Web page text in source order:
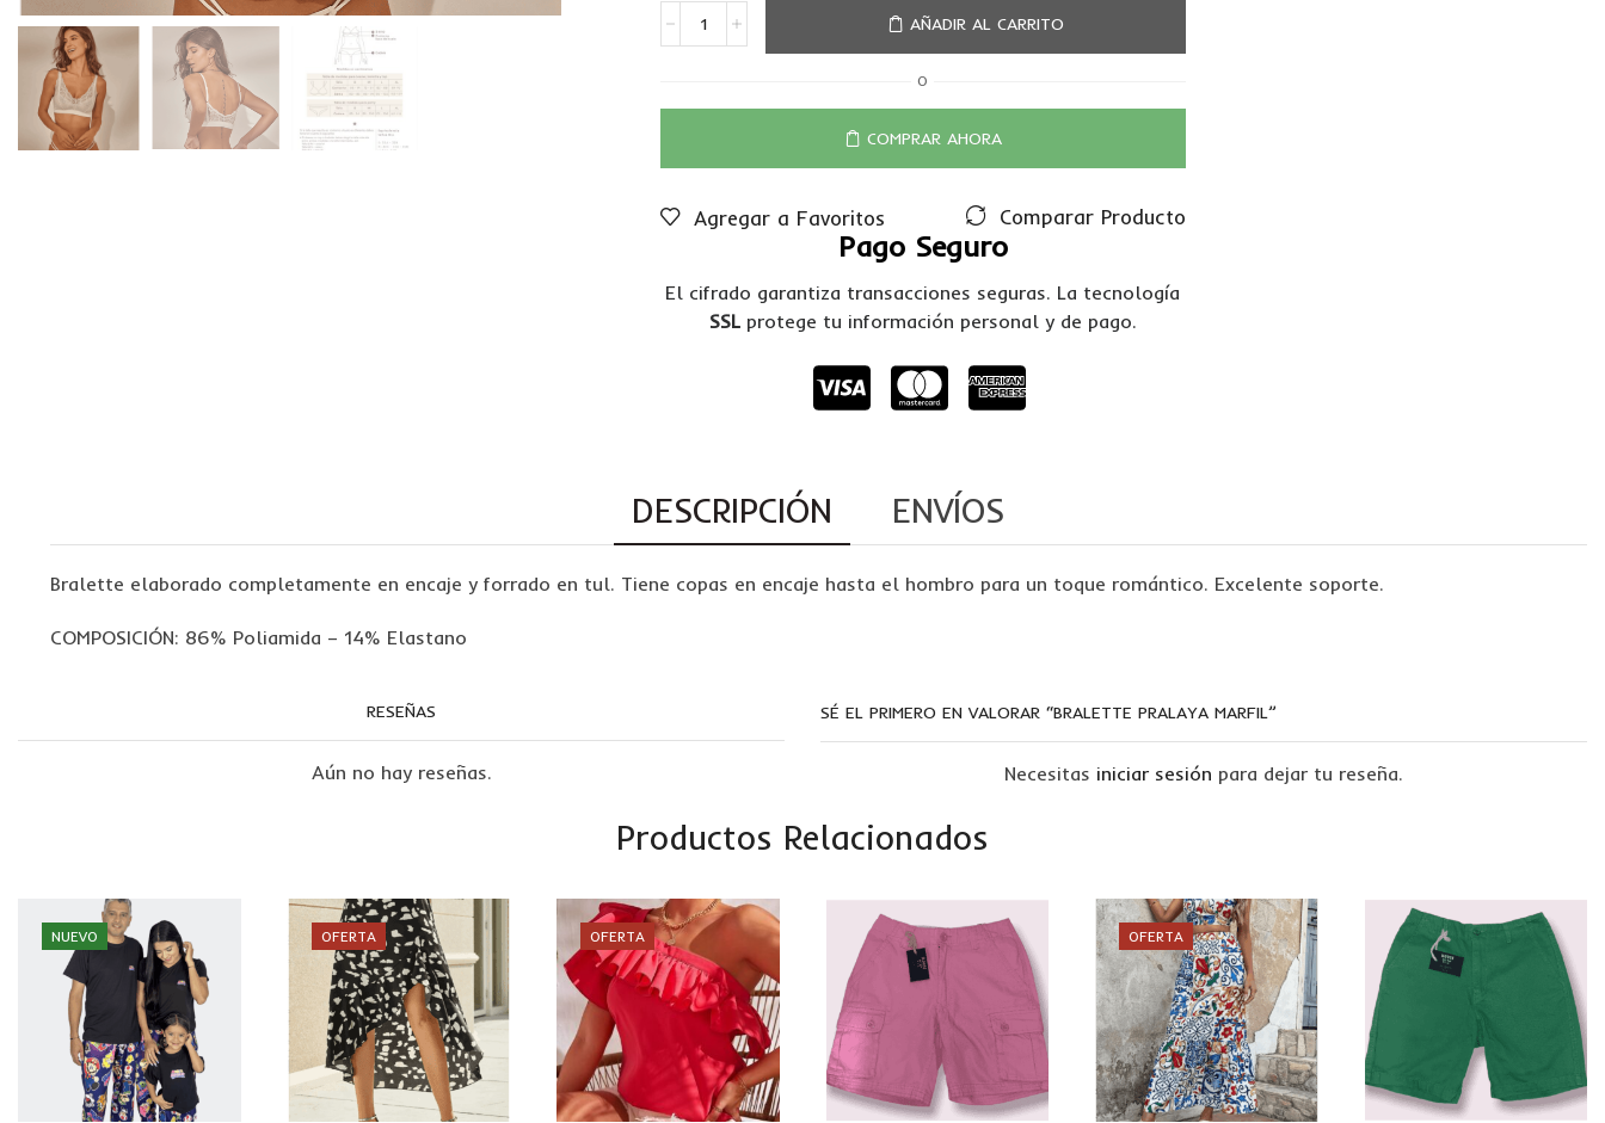
AÑADIR AL CARRITO
O
COMPRAR AHORA
Agregar a Favoritos Comparar Producto
Pago Seguro
El cifrado garantiza transacciones seguras. La tecnología
SSLprotege tu información personal y de pago.
DESCRIPCIÓN ENVÍOS
Bralette elaborado completamente en encaje y forrado en tul. Tiene copas en encaje hasta el hombro para un toque romántico. Excelente soporte.
COMPOSICIÓN: 86% Poliamida – 14% Elastano
RESEÑAS
Aún no hay reseñas.
SÉ EL PRIMERO EN VALORAR “BRALETTE PRALAYA MARFIL”
Necesitas iniciar sesión para dejar tu reseña.
Productos Relacionados
NUEVO OFERTA OFERTA OFERTA